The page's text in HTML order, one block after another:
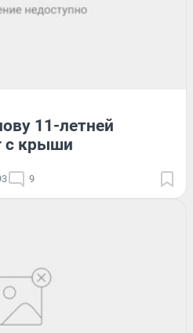
11-летней
с крыши
9